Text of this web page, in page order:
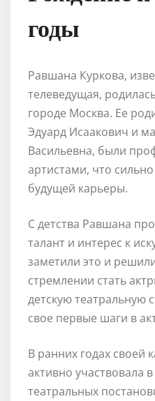
годы
Равшана Куркова,
телеведущая,
городе Москва. Ее
Эдуард Исаакович и
Васильевна, были
артистами, что
будущей карьеры.
С детства Равшана
талант и интерес к
заметили это и
стремлении стать
детскую театральную
свое первые шаги в
В ранних годах своей
активно участвовала
театральных